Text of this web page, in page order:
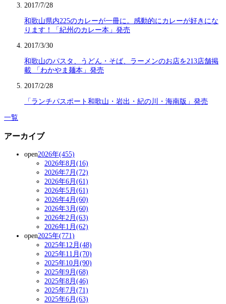
2017/7/28
和歌山県内225のカレーが一冊に。感動的にカレーが好きにな
ります！「紀州のカレー本」発売
2017/3/30
和歌山のパスタ、うどん・そば、ラーメンのお店を213店舗掲
載 「わかやま麺本」発売
2017/2/28
「ランチパスポート和歌山・岩出・紀の川・海南版」発売
一覧
アーカイブ
open2026年(455)
2026年8月(16)
2026年7月(72)
2026年6月(61)
2026年5月(61)
2026年4月(60)
2026年3月(60)
2026年2月(63)
2026年1月(62)
open2025年(771)
2025年12月(48)
2025年11月(70)
2025年10月(90)
2025年9月(68)
2025年8月(46)
2025年7月(71)
2025年6月(63)